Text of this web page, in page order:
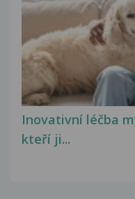
Inovativní léčba
kteří ji...